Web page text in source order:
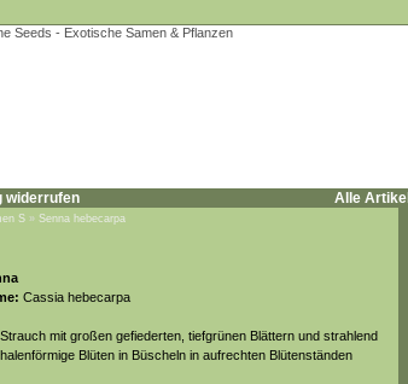
widerrufen Alle Artikel
S » Senna hebecarpa
Cassia hebecarpa
mit großen gefiederten, tiefgrünen Blättern und strahlend
Blüten in Büscheln in aufrechten Blütenständen